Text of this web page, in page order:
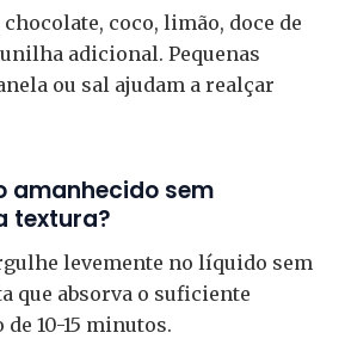
coco, limão, doce de
adicional. Pequenas
ou sal ajudam a realçar
amanhecido sem
textura?
levemente no líquido sem
que absorva o suficiente
10-15 minutos.